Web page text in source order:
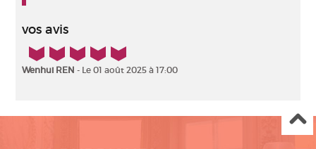
vos avis
5/5
Wenhui REN - Le 01 août 2025 à 17:00